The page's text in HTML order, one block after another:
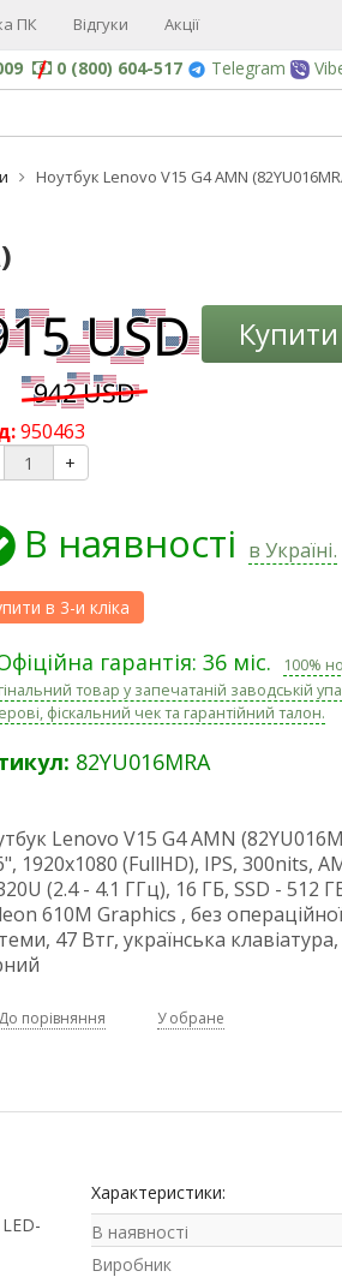
ПК Відгуки Акції
0 (800) 604-517 Telegram
Ноутбук Lenovo V15 G4 AMN
Купити
950463
+
В наявності в Україні.
гарантія: 36 міс.
100%
товар у запечатаній заводській
фіскальний чек та гарантійний талон.
82YU016MRA
Lenovo V15 G4 AMN
1920х1080 (FullHD), IPS, 300nits,
(2.4 - 4.1 ГГц), 16 ГБ, SSD - 512
610M Graphics , без операційної
47 Втг, українська клавіатура,
До порівняння У обране
Характеристики:
В наявності
Виробник